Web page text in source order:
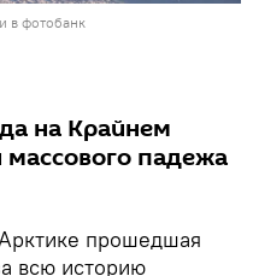
в фотобанк
на Крайнем
массового падежа
прошедшая
всю историю